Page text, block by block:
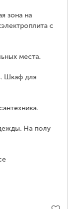
зона на
с
места.
Шкаф для
На полу